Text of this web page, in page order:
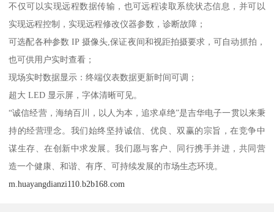
不仅可以实现远程数据传输，也可远程读取系统状态信息，并可以
实现远程控制，实现远程修改仪器参数，诊断故障；
可选配各种参数 IP 摄像头,保证夜间和视距拍摄要求，可自动抓拍，
也可供用户实时查看；
现场实时数据显示：终端仪表数据更新时间可调；
超大 LED 显示屏，字体清晰可见。
“诚信经营，海纳百川，以人为本，追求卓绝”是吉华电子一贯以来秉
持的经营理念。我们始终坚持诚信、优良、双赢的宗旨，在竞争中
谋生存、在创新中求发展。我们愿与客户、同行携手并进，共同营
造一个健康、和谐、有序、可持续发展的市场生态环境。
m.huayangdianzi110.b2b168.com